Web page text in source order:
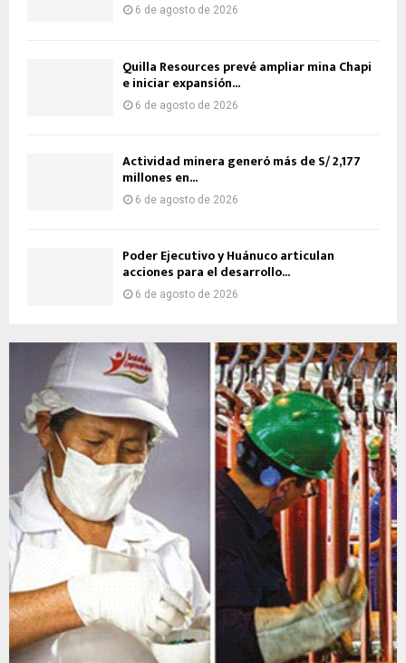
6 de agosto de 2026
Quilla Resources prevé ampliar mina Chapi
e iniciar expansión...
6 de agosto de 2026
Actividad minera generó más de S/ 2,177
millones en...
6 de agosto de 2026
Poder Ejecutivo y Huánuco articulan
acciones para el desarrollo...
6 de agosto de 2026